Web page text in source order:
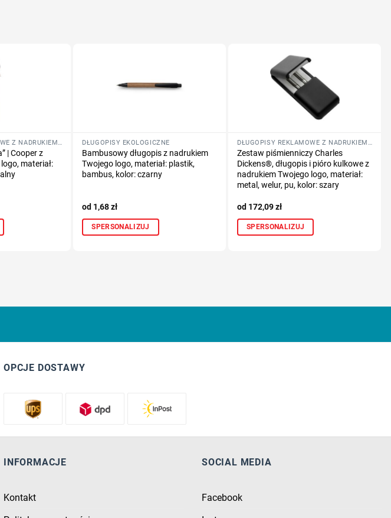
DŁUGOPISY REKLAMOWE Z NADRUKIEM LOGO FIRMY
| Cooper z
materiał:
DŁUGOPISY EKOLOGICZNE
Bambusowy długopis z nadrukiem
Twojego logo, materiał: plastik,
bambus, kolor: czarny
1,68zł
SPERSONALIZUJ
DŁUGOPISY REKLAMOWE Z NADRUKIEM LOGO FIRMY
Zestaw piśmienniczy Charles
Dickens®, długopis i pióro kulkowe z
nadrukiem Twojego logo, materiał:
metal, welur, pu, kolor: szary
172,09zł
SPERSONALIZUJ
OPCJE DOSTAWY
INFORMACJE
Kontakt
SOCIAL MEDIA
Facebook